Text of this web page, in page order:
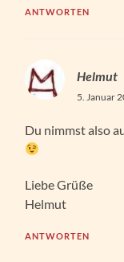
ANTWORTEN
Helmut
5. Januar
Du nimmst also
Liebe Grüße
Helmut
ANTWORTEN